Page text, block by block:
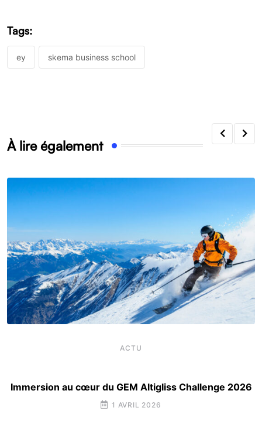
Tags:
ey skema business school
À lire également
ACTU
Immersion au cœur du GEM Altigliss Challenge 2026
1 AVRIL 2026